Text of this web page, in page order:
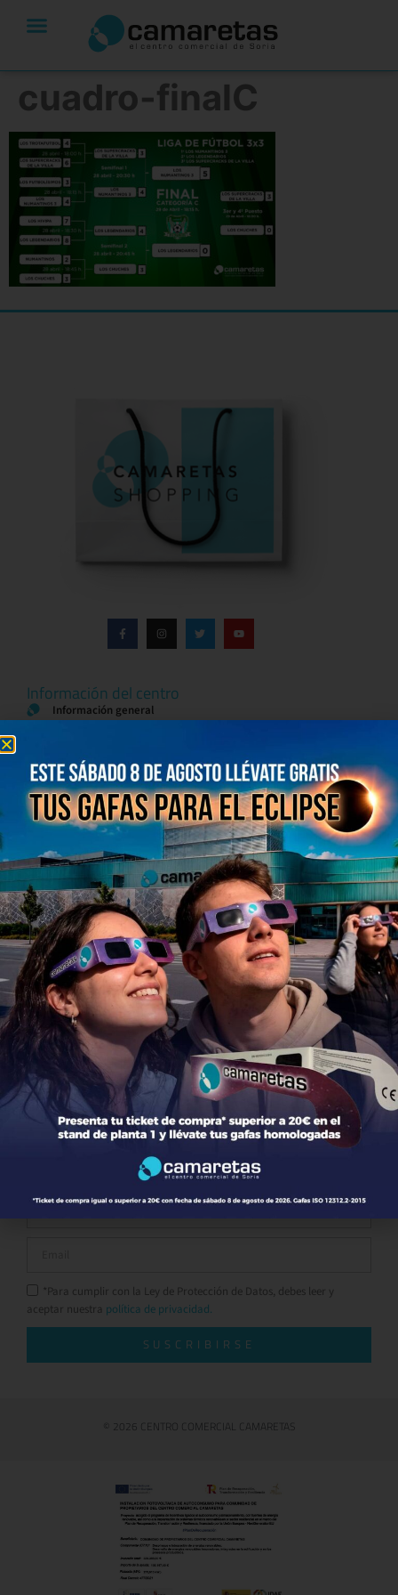
cuadro-finalC
Información del centro
Información general
Contacto
Política de Privacidad
Aviso Legal
Política de Cookies
Bases legales Concursos y Promociones
Tiendas
Moda
Hogar y Alimentación
Regalos y Complementos
Ocio y Restauración
Servicios
Otros comparativos
*Para cumplir con la Ley de Protección de Datos, debes leer y
aceptar nuestra política de privacidad.
SUSCRIBIRSE
© 2026 CENTRO COMERCIAL CAMARETAS